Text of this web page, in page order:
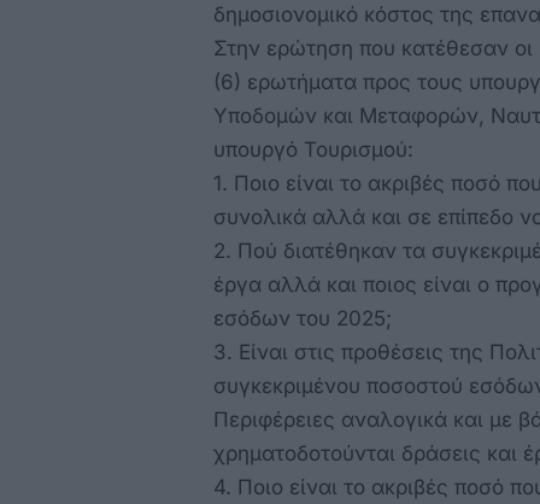
δημοσιονομικό κόστος της
Στην ερώτηση που κατέθεσαν οι
(6) ερωτήματα προς τους
Υποδομών και Μεταφορών,
υπουργό Τουρισμού:
1. Ποιο είναι το ακριβές ποσό
συνολικά αλλά και σε επίπεδο
2. Πού διατέθηκαν τα
έργα αλλά και ποιος είναι ο
εσόδων του 2025;
3. Είναι στις προθέσεις της
συγκεκριμένου ποσοστού
Περιφέρειες αναλογικά και με
χρηματοδοτούνται δράσεις και
4. Ποιο είναι το ακριβές ποσό